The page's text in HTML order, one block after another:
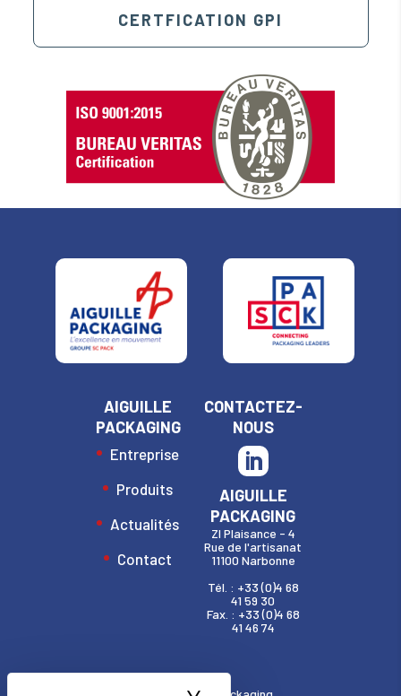
CERTFICATION GPI
AIGUILLE
PACKAGING
Entreprise
Produits
Actualités
Contact
CONTACTEZ-
NOUS
AIGUILLE
PACKAGING
ZI Plaisance - 4
Rue de l'artisanat
11100 Narbonne
Tél. : +33 (0)4 68
41 59 30
Fax. : +33 (0)4 68
41 46 74